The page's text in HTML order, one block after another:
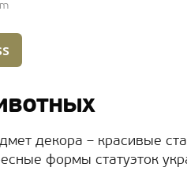
декора – красивые
формы статуэток